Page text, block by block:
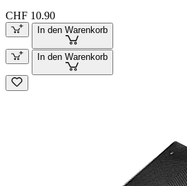
CHF 10.90
In den Warenkorb
In den Warenkorb